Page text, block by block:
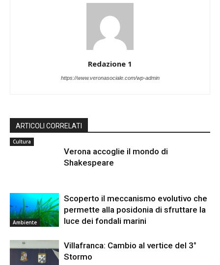
Redazione 1
https://www.veronasociale.com/wp-admin
ARTICOLI CORRELATI
Cultura
Verona accoglie il mondo di
Shakespeare
Ambiente
Scoperto il meccanismo evolutivo che
permette alla posidonia di sfruttare la
luce dei fondali marini
Villafranca: Cambio al vertice del 3°
Stormo